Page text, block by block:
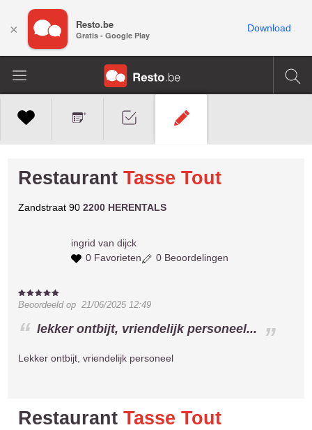
Restaurant Tasse Tout
Zandstraat 902200 HERENTALS
ingrid van dijck
0 Favorieten
0 Beoordelingen
Beoordeeld op21/06/2025 12:49
lekker ontbijt, vriendelijk personeel...
Lekker ontbijt, vriendelijk personeel
Restaurant Tasse Tout
× Resto.be
Gratis - Google Play
Download